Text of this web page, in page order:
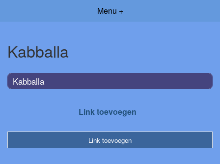
Menu +
Kabballa
Kabballa
Link toevoegen
Link toevoegen